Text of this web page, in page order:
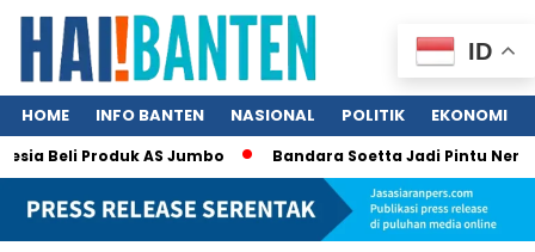
HOME INFO BANTEN NASIONAL POLITIK EKONOMI
Produk AS Jumbo Bandara Soetta Jadi Pintu Neraka
ID